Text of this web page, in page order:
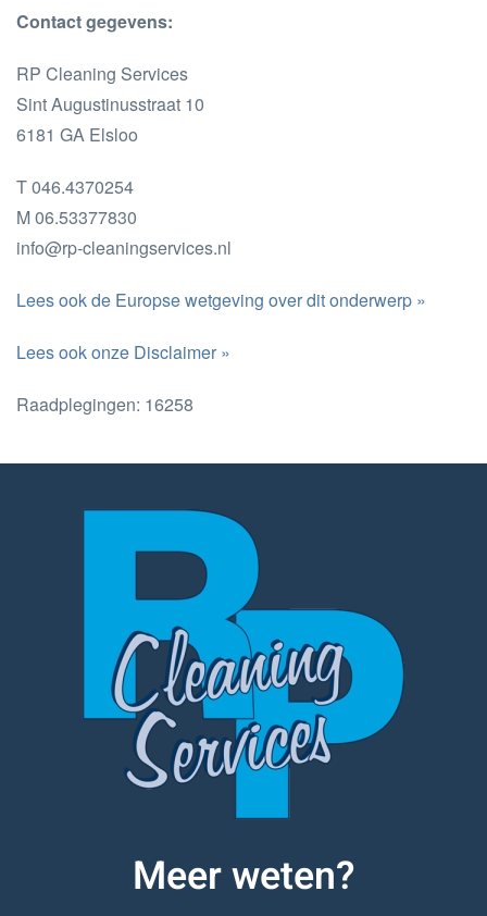
Contact gegevens:
RP Cleaning Services
Sint Augustinusstraat 10
6181 GA Elsloo
T 046.4370254
M 06.53377830
info@rp-cleaningservices.nl
Lees ook de Europse wetgeving over dit onderwerp »
Lees ook onze Disclaimer »
Raadplegingen: 16258
Meer weten?